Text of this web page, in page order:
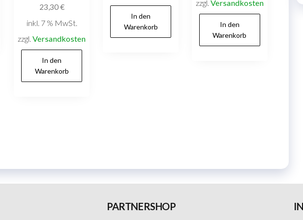
23,30€
inkl. 7 % MwSt.
zzgl.Versandkosten
In den
Warenkorb
In den
Warenkorb
zzgl. Versandkosten
In den
Warenkorb
PARTNERSHOP